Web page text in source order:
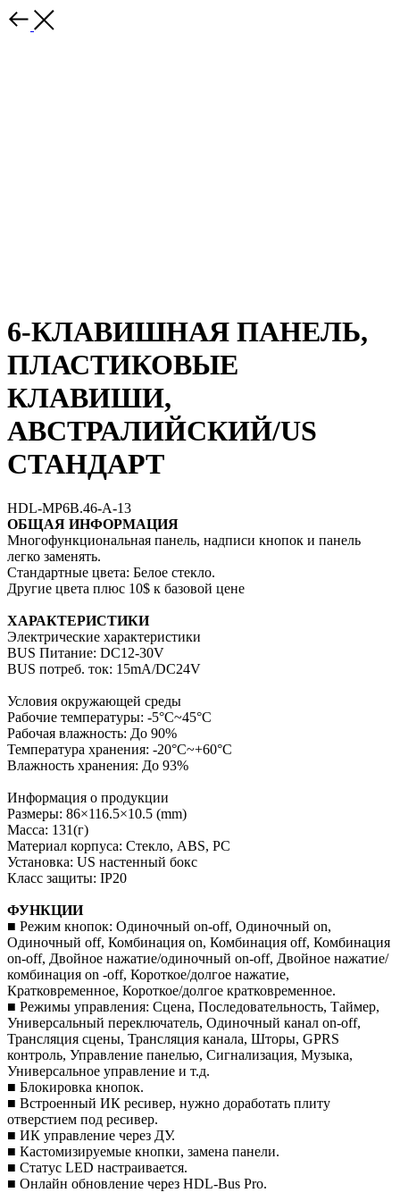
6-КЛАВИШНАЯ ПАНЕЛЬ,
ПЛАСТИКОВЫЕ
КЛАВИШИ,
АВСТРАЛИЙСКИЙ/US
СТАНДАРТ
HDL-MP6B.46-A-13
ОБЩАЯ ИНФОРМАЦИЯ
Многофункциональная панель, надписи кнопок и панель
легко заменять.
Стандартные цвета: Белое стекло.
Другие цвета плюс 10$ к базовой цене
ХАРАКТЕРИСТИКИ
Электрические характеристики
BUS Питание: DC12-30V
BUS потреб. ток: 15mA/DC24V
Условия окружающей среды
Рабочие температуры: -5°C~45°C
Рабочая влажность: До 90%
Температура хранения: -20°C~+60°C
Влажность хранения: До 93%
Информация о продукции
Размеры: 86×116.5×10.5 (mm)
Масса: 131(г)
Материал корпуса: Стекло, ABS, PC
Установка: US настенный бокс
Класс защиты: IP20
ФУНКЦИИ
■ Режим кнопок: Одиночный on-off, Одиночный on,
Одиночный off, Комбинация on, Комбинация off, Комбинация
on-off, Двойное нажатие/одиночный on-off, Двойное нажатие/
комбинация on -off, Короткое/долгое нажатие,
Кратковременное, Короткое/долгое кратковременное.
■ Режимы управления: Сцена, Последовательность, Таймер,
Универсальный переключатель, Одиночный канал on-off,
Трансляция сцены, Трансляция канала, Шторы, GPRS
контроль, Управление панелью, Сигнализация, Музыка,
Универсальное управление и т.д.
■ Блокировка кнопок.
■ Встроенный ИК ресивер, нужно доработать плиту
отверстием под ресивер.
■ ИК управление через ДУ.
■ Кастомизируемые кнопки, замена панели.
■ Статус LED настраивается.
■ Онлайн обновление через HDL-Bus Pro.